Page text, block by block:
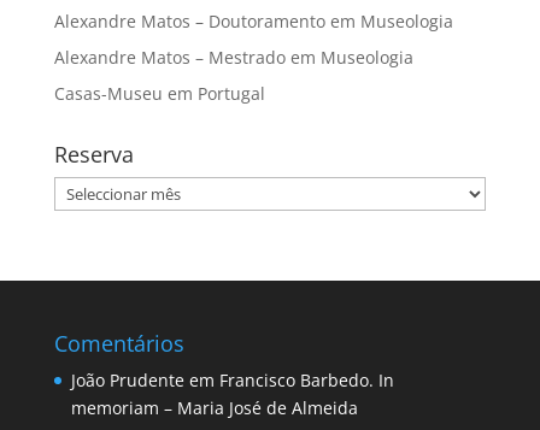
Alexandre Matos – Doutoramento em Museologia
Alexandre Matos – Mestrado em Museologia
Casas-Museu em Portugal
Reserva
Reserva
Comentários
João Prudenteem Francisco Barbedo. In
memoriam – Maria José de Almeida